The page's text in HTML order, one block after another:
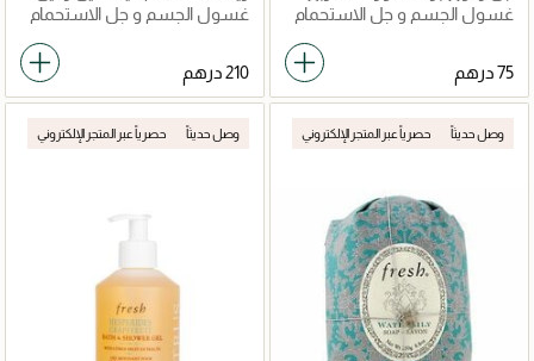
غسول الجسم و جل الاستحمام
غسول الجسم و جل الاستحمام
وصل حديثاً حصرياً عبر المتجر الإلكتروني وصل حديثاً حصرياً عبر المتجر الإلكتروني